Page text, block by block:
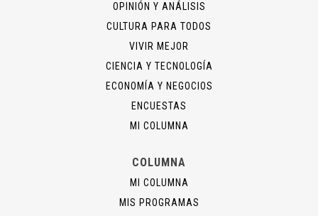
OPINIÓN Y ANÁLISIS
CULTURA PARA TODOS
VIVIR MEJOR
CIENCIA Y TECNOLOGÍA
ECONOMÍA Y NEGOCIOS
ENCUESTAS
MI COLUMNA
COLUMNA
MI COLUMNA
MIS PROGRAMAS